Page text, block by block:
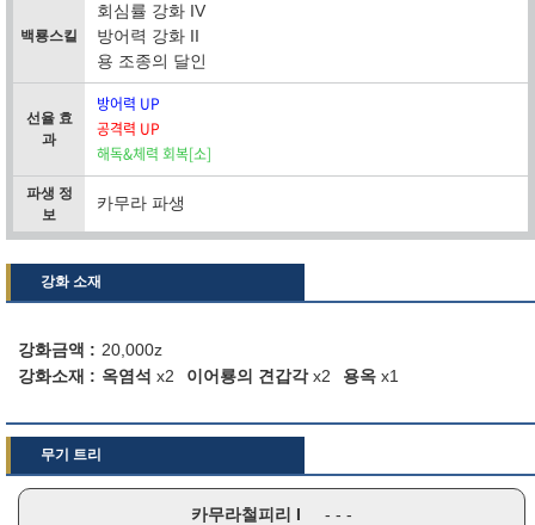
백룡스킬
회심률 강화 IV
방어력 강화 II
용 조종의 달인
선율 효
과
방어력 UP
공격력 UP
해독&체력 회복[소]
파생 정
보
카무라 파생
강화 소재
강화금액
20,000z
강화소재
옥염석 x2 이어룡의 견갑각x2 용옥 x1
무기 트리
카무라철피리 I
- - -